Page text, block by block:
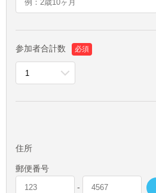
参加者合計数 必須
住所
郵便番号
-